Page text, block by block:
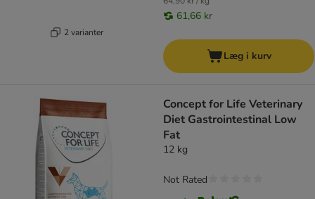
2 varianter
61,66 kr
Læg i kurv
Concept for Life Veterinary
Diet Gastrointestinal Low
Fat
12 kg
Not Rated